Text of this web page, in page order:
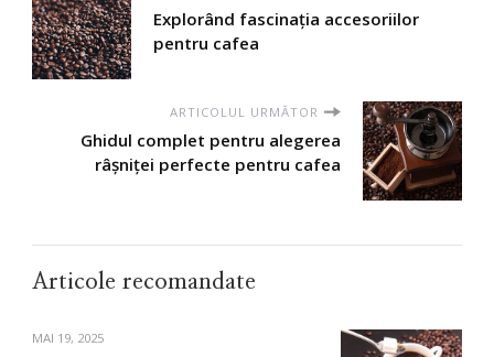
Explorând fascinația accesoriilor
pentru cafea
ARTICOLUL URMĂTOR
Ghidul complet pentru alegerea
râșniței perfecte pentru cafea
Articole recomandate
MAI 19, 2025